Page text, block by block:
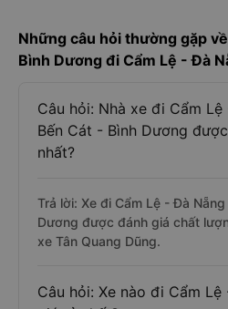
Những câu hỏi thường gặp
Bình Dương đi Cẩm Lệ - Đà
Câu hỏi: Nhà xe đi Cẩm
Bến Cát - Bình Dương
nhất?
Trả lời: Xe đi Cẩm Lệ - Đà
Dương được đánh giá chất
xe Tân Quang Dũng.
Câu hỏi: Xe nào đi Cẩm